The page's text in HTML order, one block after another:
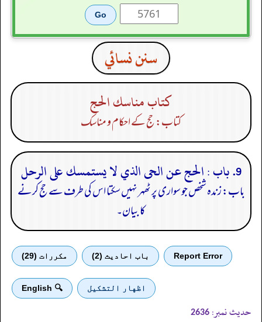
سنن نسائي
كتاب مناسك الحج
کتاب: حج کے احکام و مناسک
9. باب : الحج عن الحى الذي لا يستمسك على الرحل
باب: زندہ شخص جو سواری پر ٹھہر نہیں سکتا اس کی طرف سے حج کرنے
کا بیان۔
Report Error باب احادیث (2) مكررات (29)
اظهار التشكيل 🔍 English
حدیث نمبر: 2636